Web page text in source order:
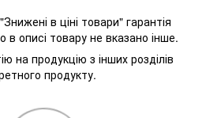
в ціні товари" гарантія
в описі товару не вказано інше.
на продукцію з інших розділів
продукту.